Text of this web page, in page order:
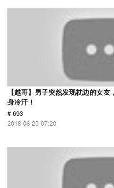
【越哥】男子突然发现枕边的女
身冷汗！
# 693
2018-08-25 07:20